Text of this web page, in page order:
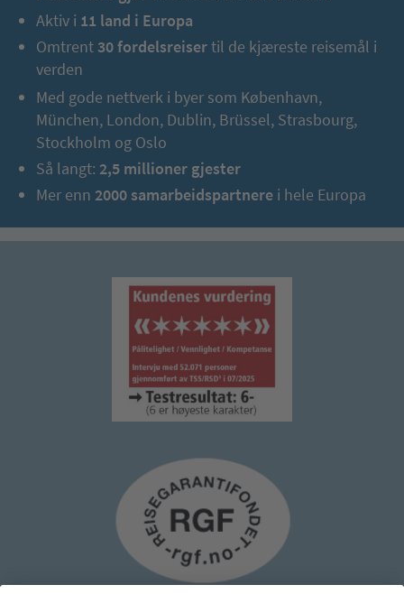
Aktiv i 11 land i Europa
Omtrent 30 fordelsreisertil de kjæreste reisemål i
verden
Med gode nettverk i byer som København,
München, London, Dublin, Brüssel, Strasbourg,
Stockholm og Oslo
Så langt: 2,5 millioner gjester
Mer enn 2000 samarbeidspartnere i hele Europa